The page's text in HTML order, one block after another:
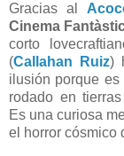
Gracias al
Cinema
corto
(Callahan Ruiz)
ilusión porque
rodado en
Es una curiosa
el horror cósmico